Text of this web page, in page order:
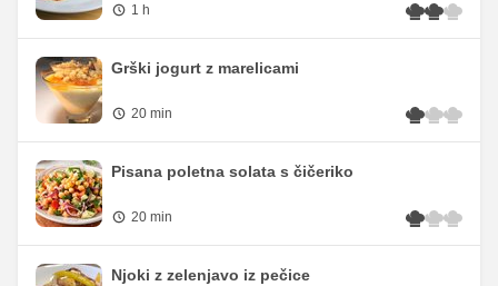
1 h
Grški jogurt z marelicami
20 min
Pisana poletna solata s čičeriko
20 min
Njoki z zelenjavo iz pečice